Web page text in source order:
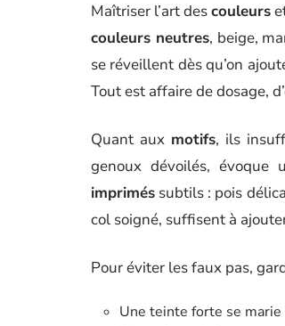
Maîtriser l’art descouleurs
couleurs neutres, beige,
se réveillent dès qu’on
Tout est affaire de dosage,
Quant aux motifs, ils
genoux dévoilés, évoque
imprimés subtils : pois
col soigné, suffisent à
Pour éviter les faux pas,
Une teinte forte se marie